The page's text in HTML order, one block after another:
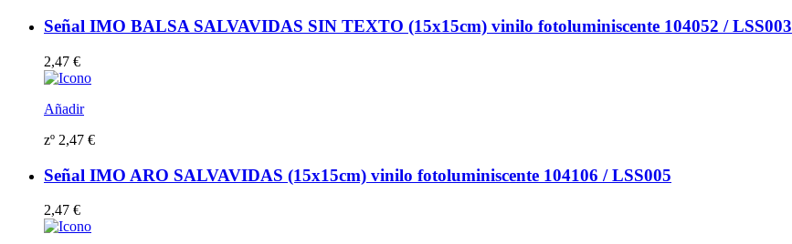
Señal IMO BALSA SALVAVIDAS SIN TEXTO (15x15cm) vinilo fotoluminiscente 104052 / LSS003
2,47 €
Añadir
zº 2,47 €
Señal IMO ARO SALVAVIDAS (15x15cm) vinilo fotoluminiscente 104106 / LSS005
2,47 €